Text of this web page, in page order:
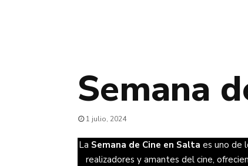
Semana
1 julio, 2024
La Semana de Cine en Salta es uno de
realizadores y amantes del cine,